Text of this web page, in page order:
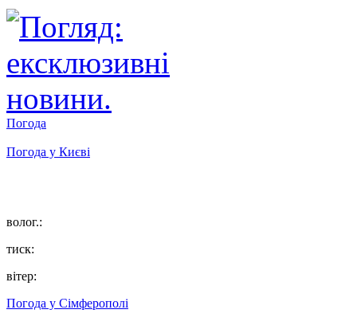
Погода
Погода у Києві
волог.:
тиск:
вітер:
Погода у Сімферополі